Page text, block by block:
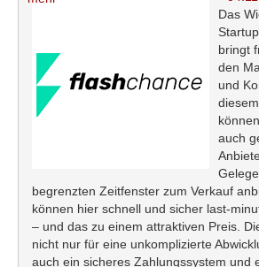
Das
bringt
den
und
auch
begrenzten Zeitfenster zum Verkauf
können hier schnell und sicher last-
– und das zu einem attraktiven Preis.
nicht nur für eine unkomplizierte
auch ein sicheres Zahlungssystem und